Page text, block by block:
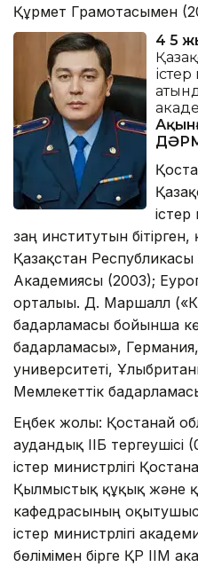
Құрмет Грамотасымен
4 5
істер
заң институтын
Қазақстан Республикасы
Академиясы (2003);
орталығы. Д. Маршалл
бағдарламасы бойынша
бағдарламасы»,
университеті,
Мемлекеттік
Еңбек жолы: Қостанай
аудандық ІІБ тергеушісі
істер министрлігі
Қылмыстық құқық және
кафедрасының
істер министрлігі
бөлімімен бірге ҚР ІІМ